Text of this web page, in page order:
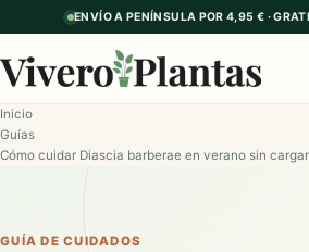
ENVÍO A PENÍNSULA POR 4,95 € ·
Inicio
Guías
Cómo cuidar Diascia barberae en verano sin
GUÍA DE CUIDADOS